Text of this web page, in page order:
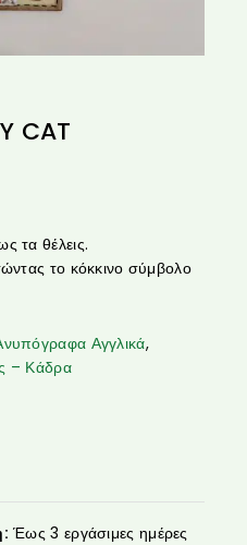
CAT
τα θέλεις.
το κόκκινο σύμβολο
Αγγλικά,
– Κάδρα
Έως 3 εργάσιμες ημέρες